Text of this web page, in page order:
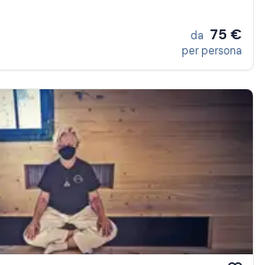
da 75 €
per persona